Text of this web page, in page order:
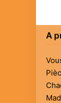
A